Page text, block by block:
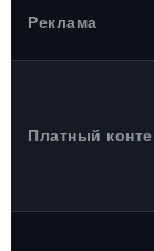
Реклама
Платный